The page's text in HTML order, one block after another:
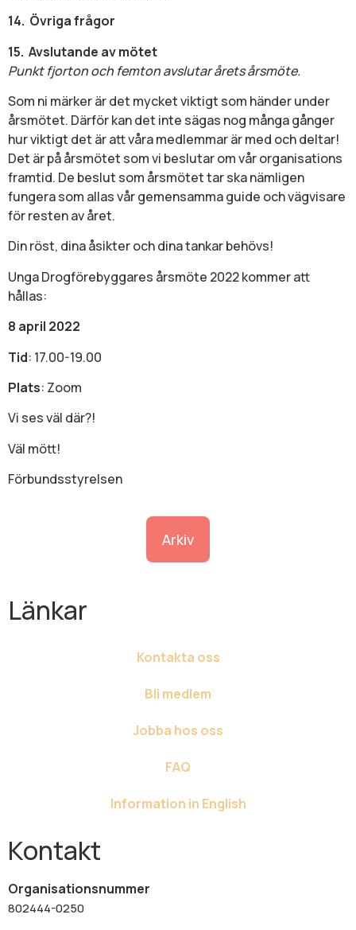
14. Övriga frågor
15. Avslutande av mötet
Punkt fjorton och femton avslutar årets årsmöte.
Som ni märker är det mycket viktigt som händer under
årsmötet. Därför kan det inte sägas nog många gånger
hur viktigt det är att våra medlemmar är med och deltar!
Det är på årsmötet som vi beslutar om vår organisations
framtid. De beslut som årsmötet tar ska nämligen
fungera som allas vår gemensamma guide och vägvisare
för resten av året.
Din röst, dina åsikter och dina tankar behövs!
Unga Drogförebyggares årsmöte 2022 kommer att
hållas:
8 april 2022
Tid: 17.00-19.00
Plats: Zoom
Vi ses väl där?!
Väl mött!
Förbundsstyrelsen
Arkiv
Länkar
Kontakta oss
Bli medlem
Jobba hos oss
FAQ
Information in English
Kontakt
Organisationsnummer
802444-0250